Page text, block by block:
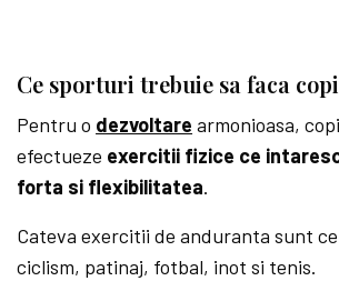
Ce sporturi trebuie sa faca
Pentru o dezvoltare armonioasa,
efectueze exercitii fizice ce
forta si flexibilitatea.
Cateva exercitii de anduranta sunt
ciclism, patinaj, fotbal, inot si tenis.